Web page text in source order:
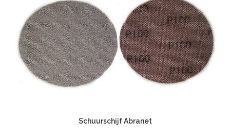
Schuurschijf Abranet